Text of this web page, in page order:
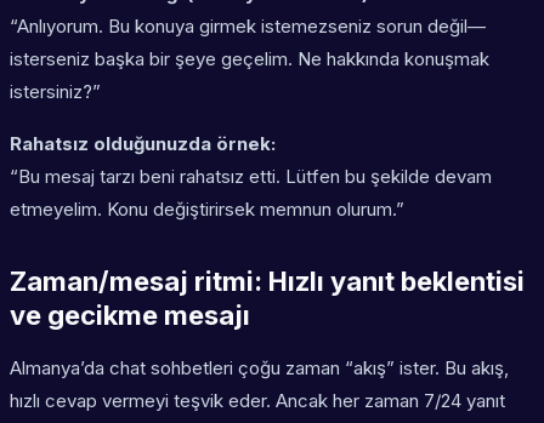
“Anlıyorum. Bu konuya girmek istemezseniz sorun değil—
isterseniz başka bir şeye geçelim. Ne hakkında konuşmak
istersiniz?”
Rahatsız olduğunuzda örnek:
“Bu mesaj tarzı beni rahatsız etti. Lütfen bu şekilde devam
etmeyelim. Konu değiştirirsek memnun olurum.”
Zaman/mesaj ritmi: Hızlı yanıt beklentisi
ve gecikme mesajı
Almanya’da chat sohbetleri çoğu zaman “akış” ister. Bu akış,
hızlı cevap vermeyi teşvik eder. Ancak her zaman 7/24 yanıt